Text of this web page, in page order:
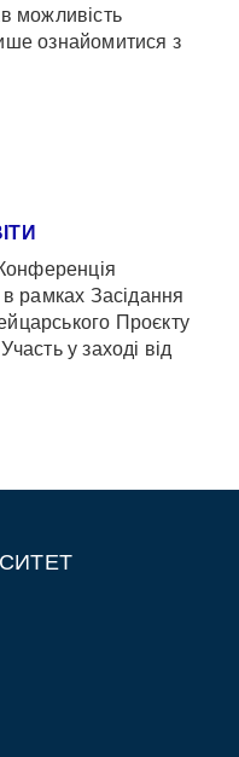
можливість
ознайомитися з
в рамках Засідання
Проєкту
у заході від